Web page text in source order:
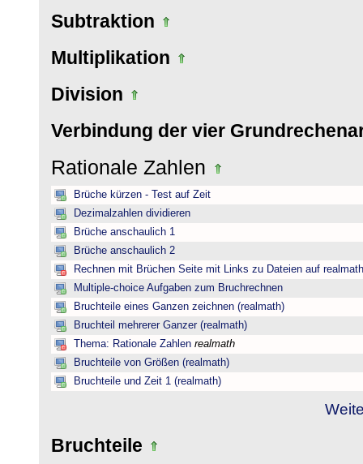
Subtraktion
Multiplikation
Division
Verbindung der vier
Rationale Zahlen
Brüche kürzen - Test auf Zeit
Dezimalzahlen dividieren
Brüche anschaulich 1
Brüche anschaulich 2
Rechnen mit Brüchen Seite mit Links zu Dateien auf
Multiple-choice Aufgaben zum Bruchrechnen
Bruchteile eines Ganzen zeichnen (realmath)
Bruchteil mehrerer Ganzer (realmath)
Thema: Rationale Zahlen realmath
Bruchteile von Größen (realmath)
Bruchteile und Zeit 1 (realmath)
Bruchteile